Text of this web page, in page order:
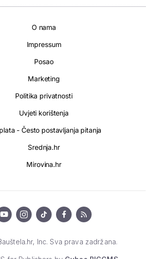
O nama
Impressum
Posao
Marketing
Politika privatnosti
Uvjeti korištenja
- Često postavljanja pitanja
Srednja.hr
Mirovina.hr
Inc. Sva prava zadržana.